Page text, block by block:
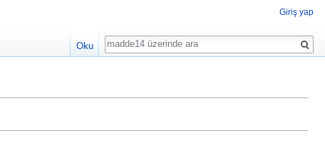
Giriş yap
Oku
Ara